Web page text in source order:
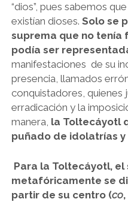
“dios”, pues sabemos
existían dioses. Solo se
suprema que no tenía
podía ser
manifestaciones de su
presencia, llamados
conquistadores, quienes
erradicación y la
manera, la Toltecáyotl
puñado de idolatrías y
Para la Toltecáyotl, el
metafóricamente se
partir de su centro (co,